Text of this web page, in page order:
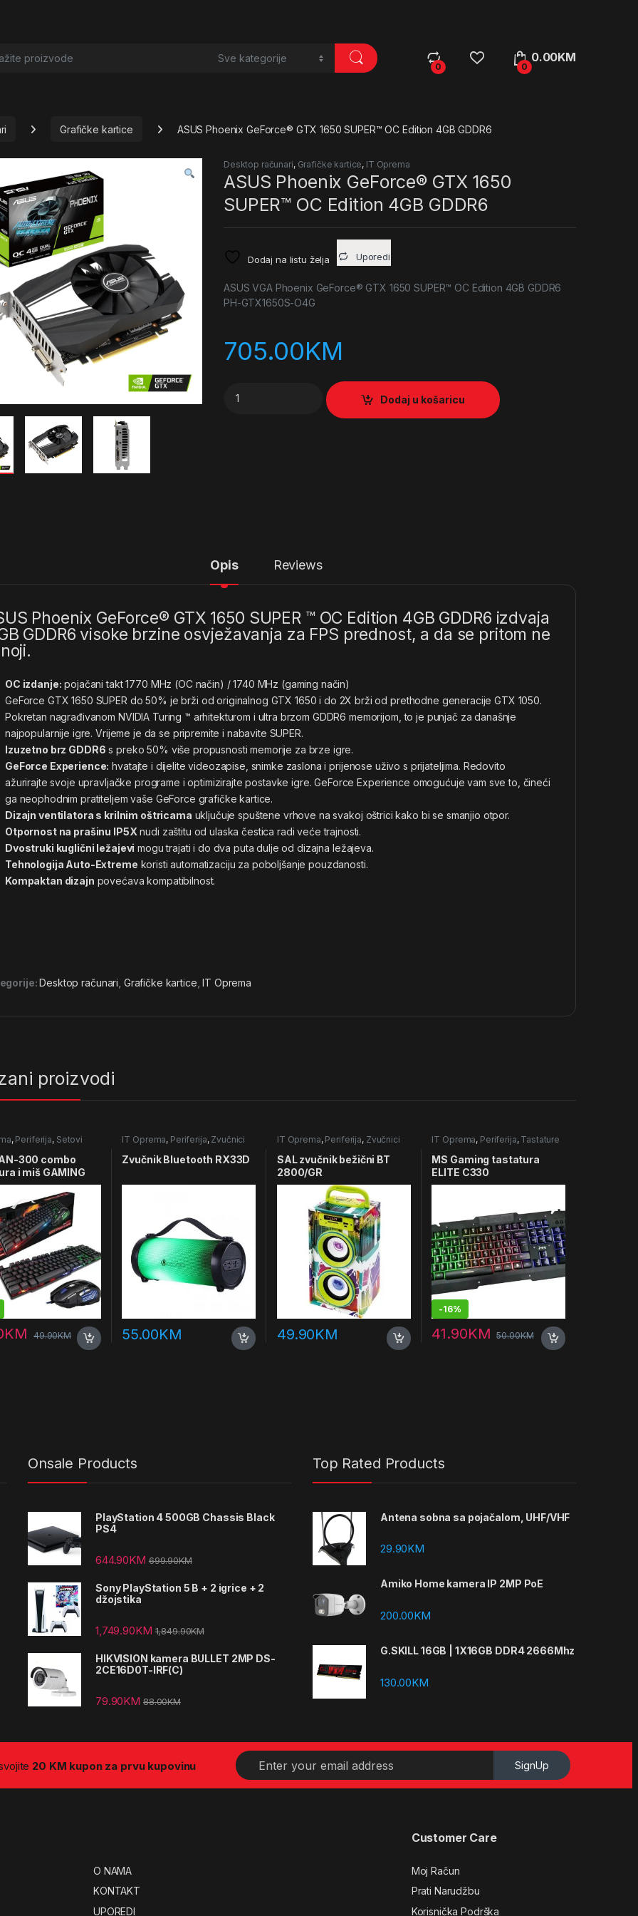
0 0
0.00KM
Grafičke kartice ASUS Phoenix GeForce® GTX 1650 SUPER™ OC Edition 4GB GDDR6
Desktop računari, Grafičke kartice, IT Oprema
ASUS Phoenix GeForce® GTX 1650
SUPER™ OC Edition 4GB GDDR6
Dodaj na listu želja Uporedi
ASUS VGA Phoenix GeForce® GTX 1650 SUPER™ OC Edition 4GB GDDR6
PH-GTX1650S-O4G
705.00KM
ASUS Phoenix GeForce® GTX 1650 SUPER™ OC Edition 4GB GDDR6 quantity
Dodaj u košaricu
Opis Reviews
Phoenix GeForce® GTX 1650 SUPER ™ OC Edition 4GB GDDR6 izdvaja
GDDR6 visoke brzine osvježavanja za FPS prednost, a da se pritom ne
OC izdanje: pojačani takt 1770 MHz (OC način) / 1740 MHz (gaming način)
GeForce GTX 1650 SUPER do 50% je brži od originalnog GTX 1650 i do 2X brži od prethodne generacije GTX 1050.
Pokretan nagrađivanom NVIDIA Turing ™ arhitekturom i ultra brzom GDDR6 memorijom, to je punjač za današnje
najpopularnije igre. Vrijeme je da se pripremite i nabavite SUPER.
Izuzetno brz GDDR6 s preko 50% više propusnosti memorije za brze igre.
GeForce Experience: hvatajte i dijelite videozapise, snimke zaslona i prijenose uživo s prijateljima. Redovito
ažurirajte svoje upravljačke programe i optimizirajte postavke igre. GeForce Experience omogućuje vam sve to, čineći
ga neophodnim pratiteljem vaše GeForce grafičke kartice.
Dizajn ventilatora s krilnim oštricama uključuje spuštene vrhove na svakoj oštrici kako bi se smanjio otpor.
Otpornost na prašinu IP5X nudi zaštitu od ulaska čestica radi veće trajnosti.
Dvostruki kuglični ležajevi mogu trajati i do dva puta dulje od dizajna ležajeva.
Tehnologija Auto-Extreme koristi automatizaciju za poboljšanje pouzdanosti.
Kompaktan dizajn povećava kompatibilnost.
Desktop računari Grafičke kartice ,IT Oprema
proizvodi
, Periferija, Setovi
300 combo
i miš GAMING
KM 49.90KM
IT Oprema, Periferija, Zvučnici
Zvučnik Bluetooth RX33D
55.00KM
IT Oprema, Periferija, Zvučnici
SAL zvučnik bežični BT
2800/GR
49.90KM
IT Oprema, Periferija, Tastature
MS Gaming tastatura
ELITE C330
-16%
41.90KM 50.00KM
Onsale Products
PlayStation 4 500GB Chassis Black
PS4
644.90KM 699.90KM
Sony PlayStation 5 B + 2 igrice + 2
džojstika
1,749.90KM 1,849.90KM
HIKVISION kamera BULLET 2MP DS-
2CE16D0T-IRF(C)
79.90KM 88.00KM
Top Rated Products
Antena sobna sa pojačalom, UHF/VHF
29.90KM
Amiko Home kamera IP 2MP PoE
200.00KM
G.SKILL 16GB | 1X16GB DDR4 2666Mhz
130.00KM
20 KM kupon za prvu kupovinu
E
m
a
SignUp
O NAMA
KONTAKT
UPOREDI
Customer Care
Moj Račun
Prati Narudžbu
Korisnička Podrška